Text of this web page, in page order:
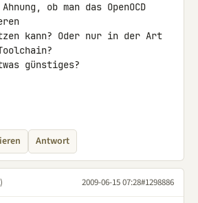
ob man das OpenOCD
kann? Oder nur in der Art
günstiges?
Antwort
2009-06-15 07:28#1298886